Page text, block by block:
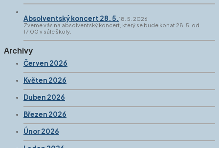
Absolventský koncert 28. 5.18. 5. 2026
Zveme vás na absolventský koncert, který se bude konat 28. 5. od
17:00 v sále školy.
Archivy
Červen 2026
Květen 2026
Duben 2026
Březen 2026
Únor 2026